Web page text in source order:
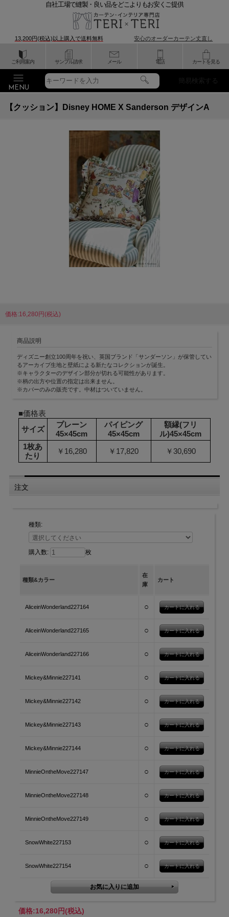
ご利用案内 サンプル請求 メール 電話 カートを見る
自社工場で縫製・良い品をどこよりもお安くご提供
13,200円(税込)以上購入で送料無料 安心のオーダーカーテン丈直し
簡易検索する
【クッション】Disney HOME X Sanderson デザインA
価格:16,280円(税込)
商品説明
ディズニー創立100周年を祝い、英国ブランド「サンダーソン」が保管してい
るアーカイブ生地と壁紙による新たなコレクションが誕生。
※キャラクターのデザイン部分が切れる可能性があります。
※柄の出方や位置の指定は出来ません。
※カバーのみの販売です。中材はついていません。
■価格表
サイズ
プレーン
45×45cm
パイピング
45×45cm
額縁(フリ
ル)45×45cm
1枚あ
たり
￥16,280 ￥17,820 ￥30,690
注文
種類:
購入数: 枚
種類&カラー
在
庫
カート
AliceinWonderland227164 ○
AliceinWonderland227165 ○
AliceinWonderland227166 ○
Mickey&Minnie227141 ○
Mickey&Minnie227142 ○
Mickey&Minnie227143 ○
Mickey&Minnie227144 ○
MinnieOntheMove227147 ○
MinnieOntheMove227148 ○
MinnieOntheMove227149 ○
SnowWhite227153 ○
SnowWhite227154 ○
価格:16,280円(税込)